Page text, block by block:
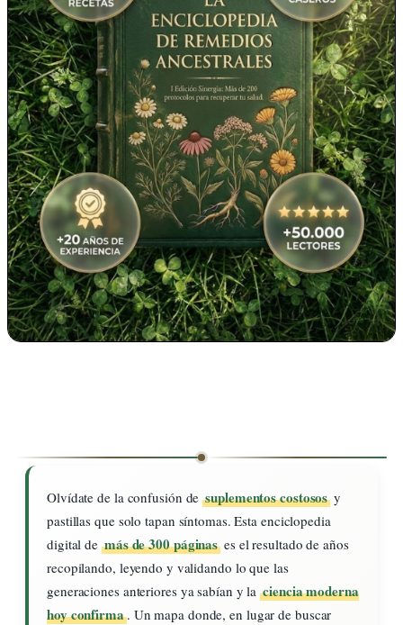
Olvídate de la confusión desuplementos costosos y
pastillas que solo tapan síntomas. Esta enciclopedia
digital de más de 300 páginas es el resultado de años
recopilando, leyendo y validando lo que las
generaciones anteriores ya sabían y laciencia moderna
hoy confirma. Un mapa donde, en lugar de buscar